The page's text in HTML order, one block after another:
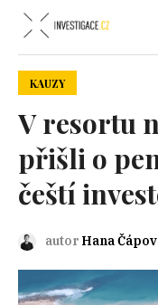
KAUZY
V resortu
přišli o
čeští
autor Hana